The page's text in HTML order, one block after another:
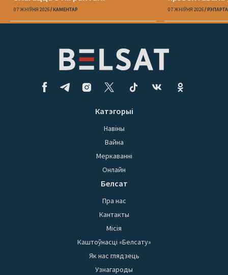
07 ЖНІЎНЯ 2026 КАМЕНТАР
«Пока я
07 ЖНІЎНЯ 2026
Катэгорыі
Навіны
Вайна
Меркаванні
Онлайн
Белсат
Пра нас
Кантакты
Місія
Каштоўнасці «Белсату»
Як нас глядзець
Узнагароды